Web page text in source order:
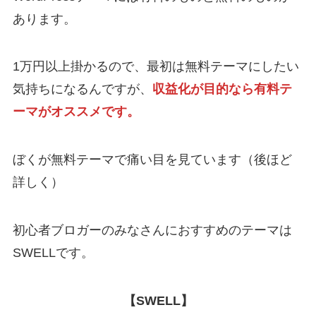
あります。
1万円以上掛かるので、最初は無料テーマにしたい
気持ちになるんですが、 収益化が目的なら有料テ
ーマがオススメです。
ぼくが無料テーマで痛い目を見ています（後ほど
詳しく）
初心者ブロガーのみなさんにおすすめのテーマは
SWELLです。
【SWELL】